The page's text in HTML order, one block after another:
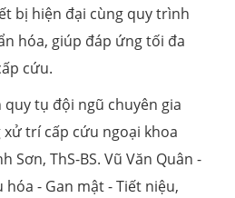
bị hiện đại cùng quy trình
hóa, giúp đáp ứng tối đa
cứu.
tụ đội ngũ chuyên gia
trí cấp cứu ngoại khoa
Sơn, ThS-BS. Vũ Văn Quân -
- Gan mật - Tiết niệu,